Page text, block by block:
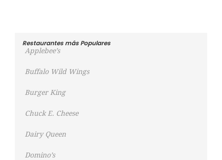
Restaurantes más Populares
Applebee’s
Buffalo Wild Wings
Burger King
Chuck E. Cheese
Dairy Queen
Domino’s